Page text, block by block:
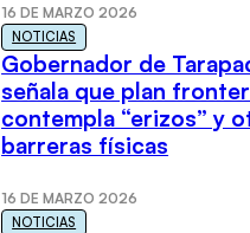
16 DE MARZO 2026
NOTICIAS
Gobernador de
señala que plan
contempla “erizos” y
barreras físicas
16 DE MARZO 2026
NOTICIAS